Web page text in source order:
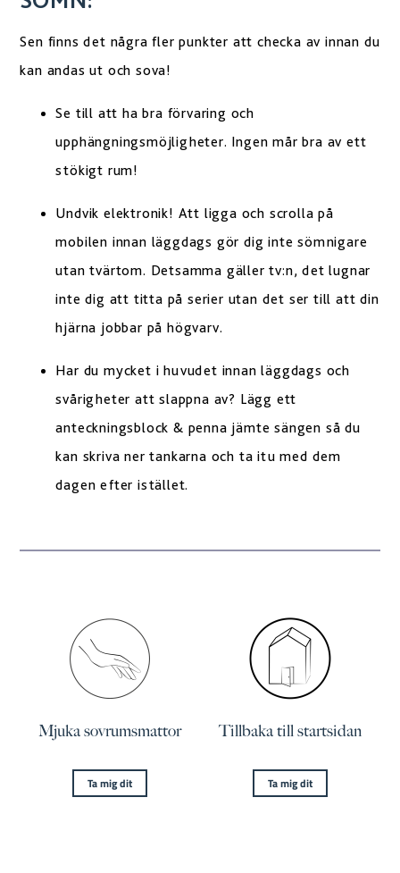
Sen finns det några fler punkter att checka av innan du
kan andas ut och sova!
Se till att ha bra förvaring och
upphängningsmöjligheter. Ingen mår bra av ett
stökigt rum!
Undvik elektronik! Att ligga och scrolla på
mobilen innan läggdags gör dig inte sömnigare
utan tvärtom. Detsamma gäller tv:n, det lugnar
inte dig att titta på serier utan det ser till att din
hjärna jobbar på högvarv.
Har du mycket i huvudet innan läggdags och
svårigheter att slappna av? Lägg ett
anteckningsblock & penna jämte sängen så du
kan skriva ner tankarna och ta itu med dem
dagen efter istället.
Mjuka sovrumsmattor
Ta mig dit
Tillbaka till startsidan
Ta mig dit